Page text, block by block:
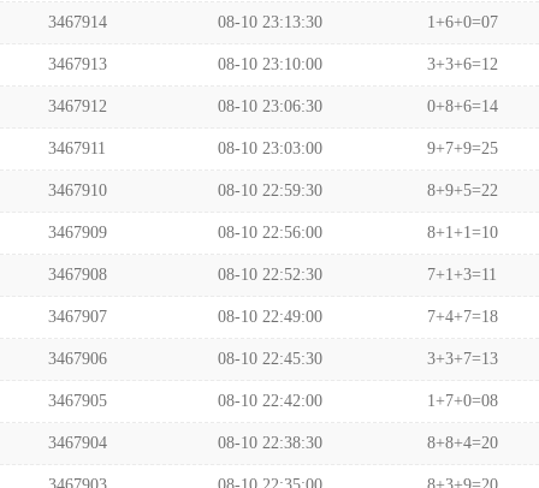
3467914 08-10 23:13:30 1+6+0=07
3467913 08-10 23:10:00 3+3+6=12
3467912 08-10 23:06:30 0+8+6=14
3467911 08-10 23:03:00 9+7+9=25
3467910 08-10 22:59:30 8+9+5=22
3467909 08-10 22:56:00 8+1+1=10
3467908 08-10 22:52:30 7+1+3=11
3467907 08-10 22:49:00 7+4+7=18
3467906 08-10 22:45:30 3+3+7=13
3467905 08-10 22:42:00 1+7+0=08
3467904 08-10 22:38:30 8+8+4=20